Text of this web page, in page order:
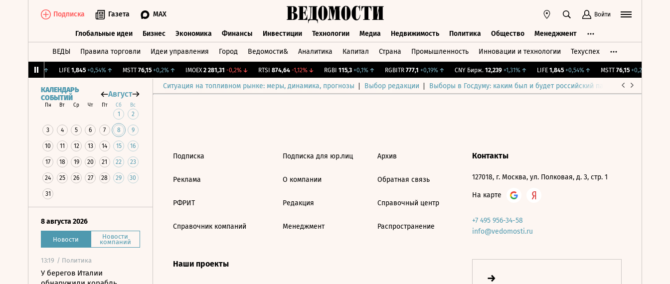
Подписка Газета MAX Войти
Глобальные идеи Бизнес Экономика Финансы Инвестиции Технологии Медиа Недвижимость Политика Общество Менеджмент
ВЕДЫ Правила торговли Идеи управления Город Ведомости& Аналитика Капитал Страна Промышленность Инновации и технологии Техуспех
↑ LIFE 1,845 +0,54%↑ MSTT 76,15 +0,2%↑ IMOEX 2 281,31 -0,2%↓ RTSI 874,64 -1,12%↓ RGBI 115,3 +0,1%↑ RGBITR 777,1 +0,19%↑ CNY Бирж. 12,239 +1,31%↑ LIFE 1,845 +0,54%↑ MSTT 76,15 +0,2%
Ситуация на топливном рынке: меры, динамика, прогнозы Выбор редакции Выборы в Госдуму: каким был и будет российский парламент
КАЛЕНДАРЬ
СОБЫТИЙ
Август
Пн Вт Ср Чт Пт Сб Вс
1 2
3 4 5 6 7 8 9
10 11 12 13 14 15 16
17 18 19 20 21 22 23
24 25 26 27 28 29 30
31
8 августа 2026
Новости Новости
компаний
13:19 / Политика
У берегов Италии
Подписка
Реклама
РФРИТ
Справочник компаний
Подписка для юр.лиц
О компании
Редакция
Менеджмент
Архив
Обратная связь
Справочный центр
Распространение
Наши проекты
Контакты
127018, г. Москва, ул. Полковая, д. 3, стр. 1
На карте
+7 495 956-34-58
info@vedomosti.ru